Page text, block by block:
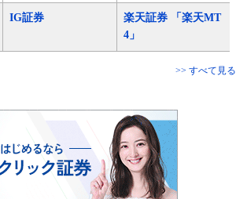
IG証券
楽天証券 「楽天MT
4」
>> すべて見る